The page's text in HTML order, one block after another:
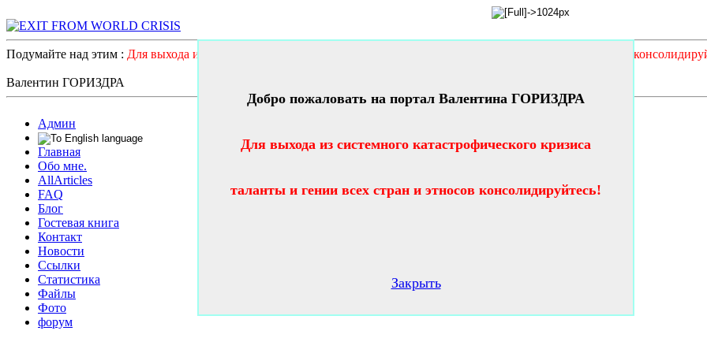
Подумайте над этим : Для выхода из системного катастрофического кризиса таланты и гении всех стран и этносов
Валентин ГОРИЗДРА
Админ
Главная
Обо мне.
AllArticles
FAQ
Блог
Гостевая книга
Контакт
Новости
Ссылки
Статистика
Файлы
Фото
форум
Добро пожаловать на портал Валентина ГОРИЗДРА
Для выхода из системного катастрофического кризиса
таланты и гении всех стран и этносов консолидируйтесь!
Закрыть